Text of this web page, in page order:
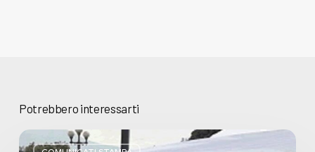
Potrebbero interessarti
Basta